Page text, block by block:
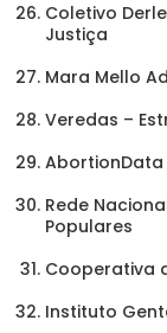
Coletivo
Justiça
Mara Mello
Veredas –
AbortionData
Rede
Populares
Cooperativa
Instituto